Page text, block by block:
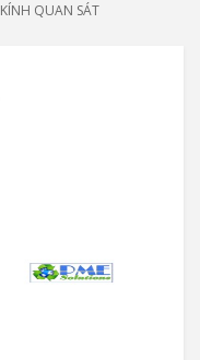
KÍNH QUAN SÁT